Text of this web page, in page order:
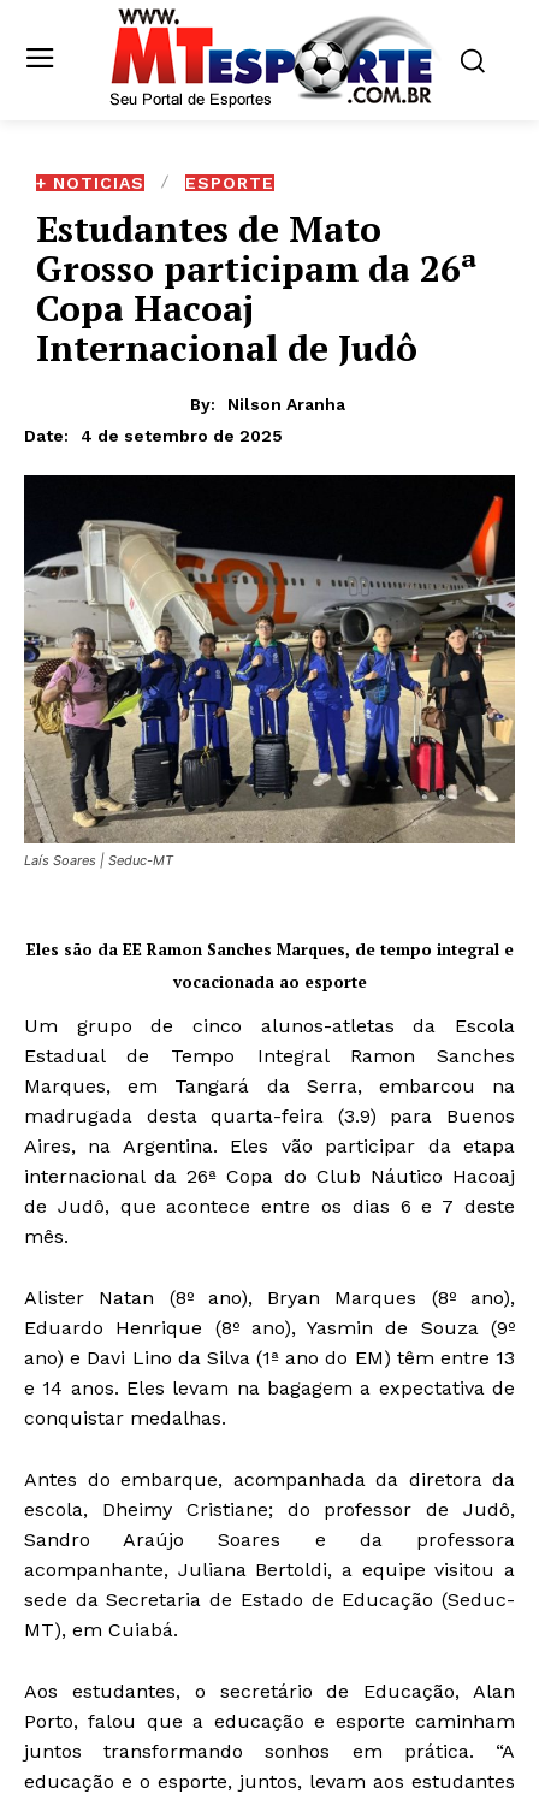
+ NOTICIAS ESPORTE
Estudantes de Mato
Grosso participam da 26ª
Copa Hacoaj
Internacional de Judô
By:
Nilson Aranha
Date:
4 de setembro de 2025
Laís Soares | Seduc-MT
Eles são da EE Ramon Sanches Marques, de tempo integral e
vocacionada ao esporte
Um grupo de cinco alunos-atletas da Escola
Estadual de Tempo Integral Ramon Sanches
Marques, em Tangará da Serra, embarcou na
madrugada desta quarta-feira (3.9) para Buenos
Aires, na Argentina. Eles vão participar da etapa
internacional da 26ª Copa do Club Náutico Hacoaj
de Judô, que acontece entre os dias 6 e 7 deste
mês.
Alister Natan (8º ano), Bryan Marques (8º ano),
Eduardo Henrique (8º ano), Yasmin de Souza (9º
ano) e Davi Lino da Silva (1ª ano do EM) têm entre 13
e 14 anos. Eles levam na bagagem a expectativa de
conquistar medalhas.
Antes do embarque, acompanhada da diretora da
escola, Dheimy Cristiane; do professor de Judô,
Sandro Araújo Soares e da professora
acompanhante, Juliana Bertoldi, a equipe visitou a
sede da Secretaria de Estado de Educação (Seduc-
MT), em Cuiabá.
Aos estudantes, o secretário de Educação, Alan
Porto, falou que a educação e esporte caminham
juntos transformando sonhos em prática. “A
educação e o esporte, juntos, levam aos estudantes